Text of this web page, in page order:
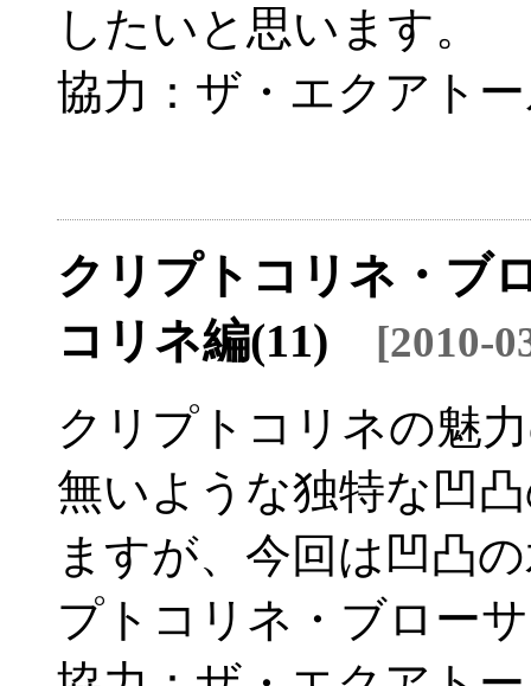
したいと思います。
協力：ザ・エクアト
クリプトコリネ・ブ
コリネ編(11) [2010-
クリプトコリネの魅
無いような独特な凹
ますが、今回は凹凸
プトコリネ・ブロー